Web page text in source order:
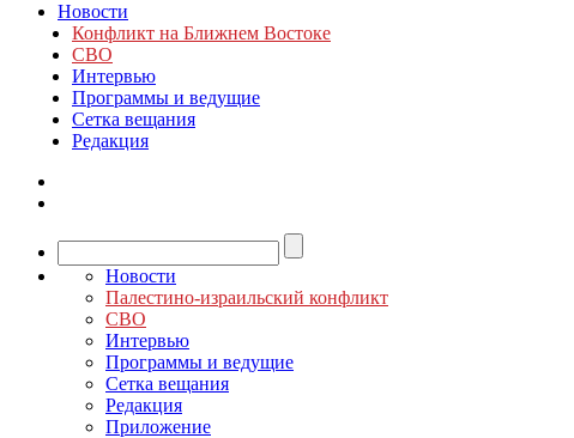
Новости
Конфликт на Ближнем Востоке
СВО
Интервью
Программы и ведущие
Сетка вещания
Редакция
Новости
Палестино-израильский конфликт
СВО
Интервью
Программы и ведущие
Сетка вещания
Редакция
Приложение